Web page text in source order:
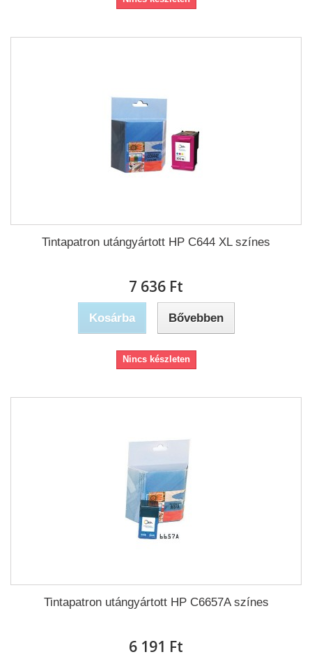
Tintapatron utángyártott HP C644 XL színes
7 636 Ft‎
Kosárba Bővebben
Nincs készleten
Tintapatron utángyártott HP C6657A színes
6 191 Ft‎